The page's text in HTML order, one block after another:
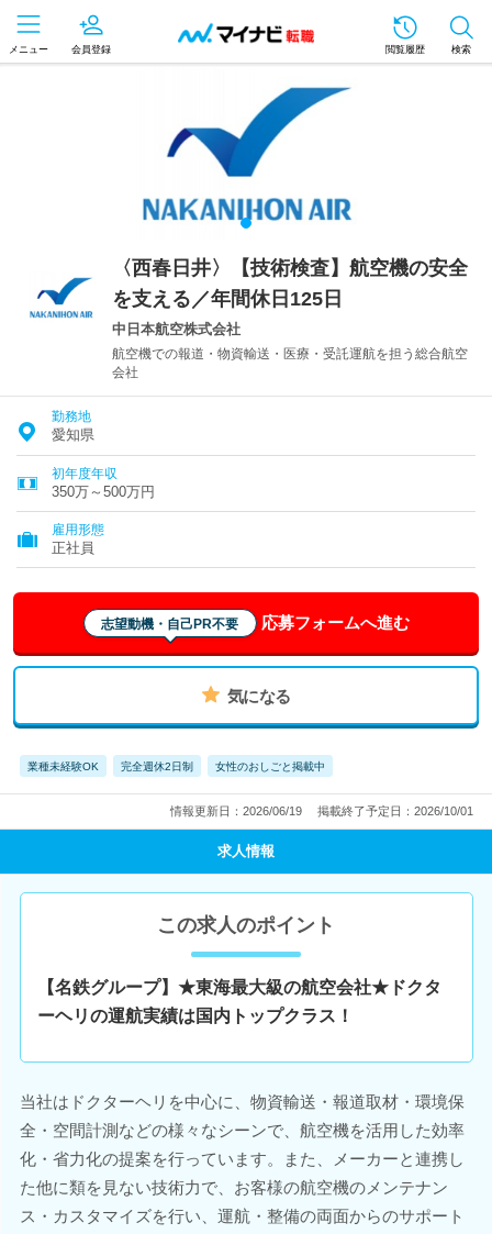
メニュー 会員登録 閲覧履歴 検索
〈西春日井〉【技術検査】航空機の安全
を支える／年間休日125日
中日本航空株式会社
航空機での報道・物資輸送・医療・受託運航を担う総合航空
会社
勤務地
愛知県
初年度年収
350万～500万円
雇用形態
正社員
志望動機・自己PR不要 応募フォームへ進む
気になる
業種未経験OK 完全週休2日制 女性のおしごと掲載中
情報更新日：2026/06/19 掲載終了予定日：2026/10/01
求人情報
この求人のポイント
【名鉄グループ】★東海最大級の航空会社★ドクタ
ーヘリの運航実績は国内トップクラス！
当社はドクターヘリを中心に、物資輸送・報道取材・環境保
全・空間計測などの様々なシーンで、航空機を活用した効率
化・省力化の提案を行っています。また、メーカーと連携し
た他に類を見ない技術力で、お客様の航空機のメンテナン
ス・カスタマイズを行い、運航・整備の両面からのサポート